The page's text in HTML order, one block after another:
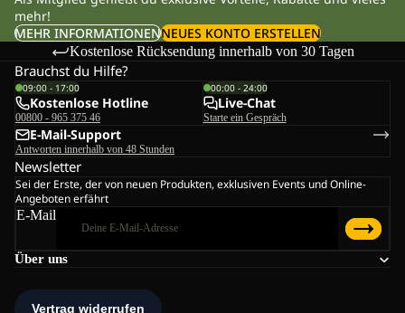
mehr!
MEHR INFORMATIONENNEUES KONTO ERSTELLEN
Kostenlose Rücksendung innerhalb von 30 Tagen
Über uns
Brauchst du Hilfe?
09:00 - 17:00
Kostenlose Hotline
00800 - 965 375 46
00:00 - 24:00
Live-Chat
Starte ein Gespräch
E-Mail-Support
Antworten innerhalb von 48 Stunden
Newsletter
Sei der Erste, der von neuen Produkten, exklusiven Events und Online-
Angeboten erfährt
E-Mail